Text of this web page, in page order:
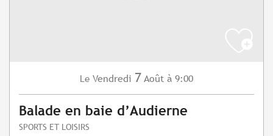
Le Vendredi 7 Août à 9:00
Balade en baie d’Audierne
SPORTS ET LOISIRS